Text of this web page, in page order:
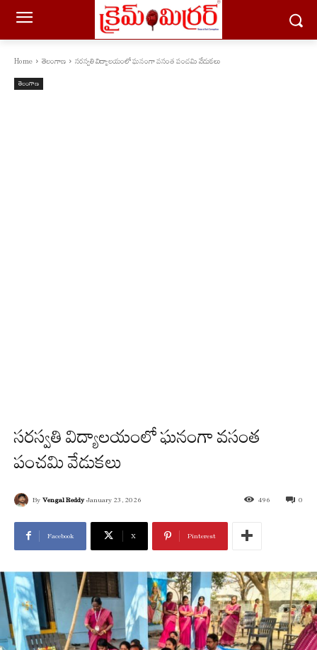
Home తెలంగాణ సరస్వతి విద్యాలయంలో ఘనంగా వసంత పంచమి వేడుకలు
తెలంగాణ
సరస్వతి విద్యాలయంలో ఘనంగా వసంత
పంచమి వేడుకలు
By Vengal Reddy January 23, 2026 0
496
Facebook X Pinterest